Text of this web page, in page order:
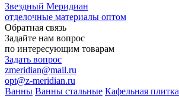
Звездный Меридиан
отделочные материалы оптом
Обратная связь
Задайте нам вопрос
по интересующим товарам
Задать вопрос
zmeridian@mail.ru
opt@z-meridian.ru
Ванны Ванны стальные Кафельная плитка